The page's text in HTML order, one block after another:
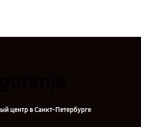
центр в Санкт-Петербурге